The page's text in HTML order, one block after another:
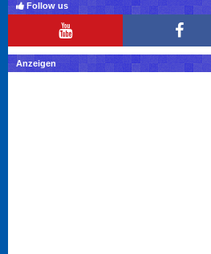
Follow us
Anzeigen